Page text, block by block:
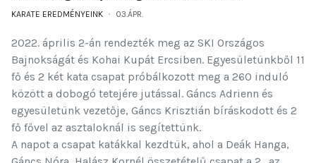
KARATE EREDMÉNYEINK 03.ÁPR.
2022. április 2-án rendezték meg az SKI Országos
Bajnokságát és Kohai Kupát Ercsiben. Egyesületünkből 11
fő és 2 két kata csapat próbálkozott meg a 260 induló
között a dobogó tetejére jutással. Gáncs Adrienn és
egyesületünk vezetője, Gáncs Krisztián bíráskodott és 2
fő fővel az asztaloknál is segítettünk.
A napot a csapat katákkal kezdtük, ahol a Deák Hanga,